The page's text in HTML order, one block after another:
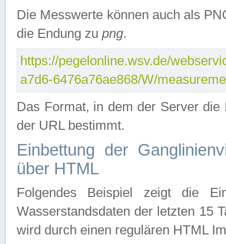
Die Messwerte können auch als
die Endung zu png.
https://pegelonline.wsv.de/
a7d6-6476a76ae868/W/
Das Format, in dem der Server
der URL bestimmt.
Einbettung der
über HTML
Folgendes Beispiel zeigt die
Wasserstandsdaten der letzten 15
wird durch einen regulären HTML